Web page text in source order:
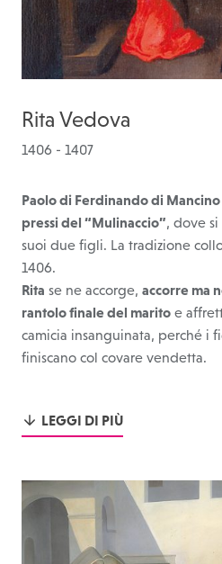
Rita Vedova
1406 - 1407
Paolo di Ferdinando di Mancino
pressi del “Mulinaccio”, dove si
suoi due figli. La tradizione
1406.
Rita se ne accorge, accorre ma
rantolo finale del marito e
camicia insanguinata, perché i
finiscano col covare vendetta.
LEGGI DI PIÙ